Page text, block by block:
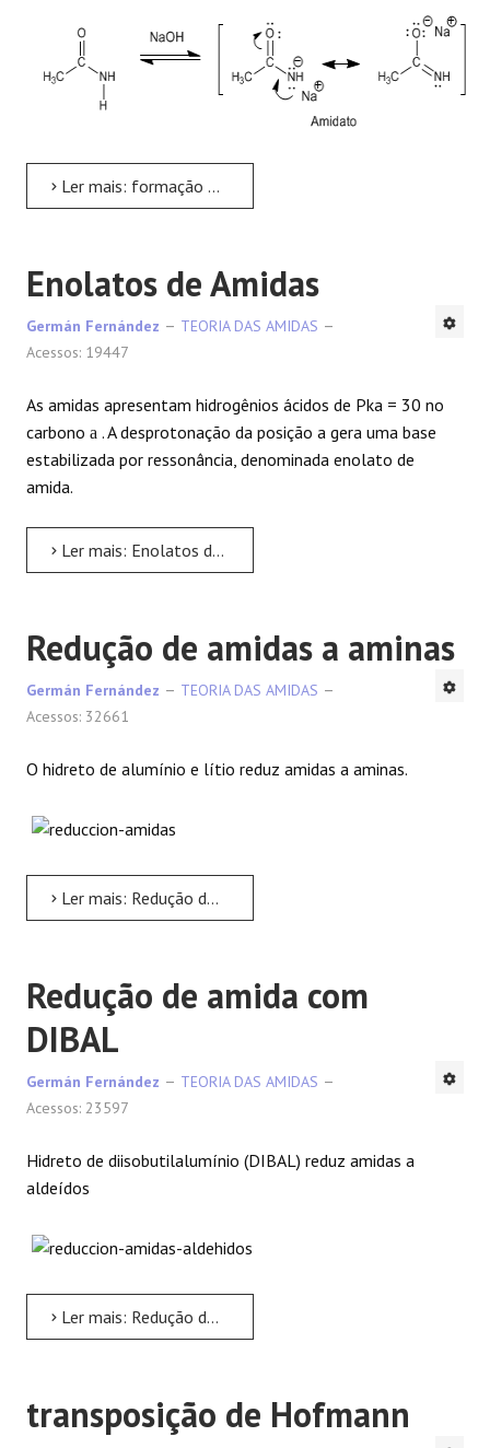
Ler mais: formação de amidatos
Enolatos de Amidas
Germán Fernández
TEORIA DAS AMIDAS
Acessos: 19447
As amidas apresentam hidrogênios ácidos de Pka = 30 no
carbono a . A desprotonação da posição a gera uma base
estabilizada por ressonância, denominada enolato de
amida.
Ler mais: Enolatos de Amidas
Redução de amidas a aminas
Germán Fernández
TEORIA DAS AMIDAS
Acessos: 32661
O hidreto de alumínio e lítio reduz amidas a aminas.
Ler mais: Redução de amidas a aminas
Redução de amida com
DIBAL
Germán Fernández
TEORIA DAS AMIDAS
Acessos: 23597
Hidreto de diisobutilalumínio (DIBAL) reduz amidas a
aldeídos
Ler mais: Redução de amida com DIBAL
transposição de Hofmann